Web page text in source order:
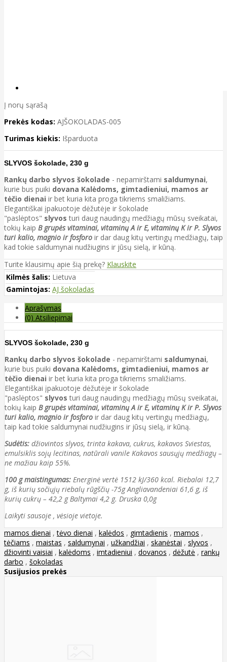
Į norų sąrašą
Prekės kodas: AJŠOKOLADAS-005
Turimas kiekis: Išparduota
SLYVOS šokolade, 230 g
Rankų darbo slyvos šokolade - nepamirštami saldumynai,
kurie bus puiki dovana Kalėdoms, gimtadieniui, mamos ar
tėčio dienai ir bet kuria kita proga tikriems smaližiams.
Elegantiškai įpakuotoje dėžutėje ir šokolade
"paslėptos" slyvos turi daug naudingų medžiagų mūsų sveikatai,
tokių kaip B grupės vitaminai, vitaminų A ir E, vitaminų K ir P. Slyvos
turi kalio, magnio ir fosforo ir dar daug kitų vertingų medžiagų, taip
kad tokie saldumynai nudžiugins ir jūsų sielą, ir kūną.
Turite klausimų apie šią prekę? Klauskite
Kilmės šalis: Lietuva
Gamintojas: AJ šokoladas
Aprašymas
(0) Atsiliepimai
SLYVOS šokolade, 230 g
Rankų darbo slyvos šokolade - nepamirštami saldumynai,
kurie bus puiki dovana Kalėdoms, gimtadieniui, mamos ar
tėčio dienai ir bet kuria kita proga tikriems smaližiams.
Elegantiškai įpakuotoje dėžutėje ir šokolade
"paslėptos" slyvos turi daug naudingų medžiagų mūsų sveikatai,
tokių kaip B grupės vitaminai, vitaminų A ir E, vitaminų K ir P. Slyvos
turi kalio, magnio ir fosforo ir dar daug kitų vertingų medžiagų,
taip kad tokie saldumynai nudžiugins ir jūsų sielą, ir kūną.
Sudėtis: džiovintos slyvos, trinta kakava, cukrus, kakavos Sviestas,
emulsiklis sojų lecitinas, natūrali vanile Kakavos sausųjų medžiagų –
ne mažiau kaip 55%.
100 g maistingumas: Energinė vertė 1512 kJ/360 kcal. Riebalai 12,7
g, iš kurių sočiųjų riebalų rūgščių -75g Angliavandeniai 61,6 g, iš
kurių cukrų – 42,2 g Baltymai 4,2 g. Druska 0,0g
Laikyti sausoje , vėsioje vietoje.
mamos dienai ,tėvo dienai , kalėdos , gimtadienis , mamos ,
tėčiams , maistas , saldumynai , užkandžiai , skanėstai , slyvos ,
džiovinti vaisiai , kalėdoms , imtadieniui , dovanos , dėžutė , rankų
darbo , šokoladas
Susijusios prekės